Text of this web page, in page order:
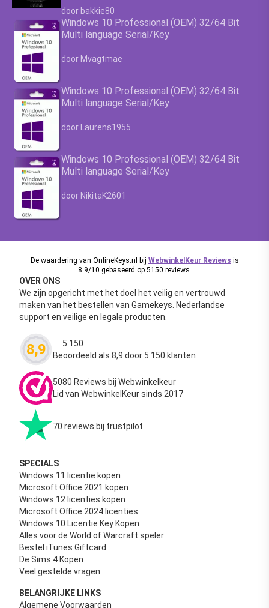
Waardering4.63
door bakkie80
Windows 10 Professional (OEM) 32/64 Bit
Multi language Serial/Key
Waardering4.63
door Mvagtmae
Windows 10 Professional (OEM) 32/64 Bit
Multi language Serial/Key
Waardering4.63uit 5
door Laurens1955
Windows 10 Professional (OEM) 32/64 Bit
Multi language Serial/Key
Waardering4.63
door NikitaK2601
De waardering van OnlineKeys.nl bij WebwinkelKeur Reviews is
8.9/10 gebaseerd op 5150 reviews.
OVER ONS
We zijn opgericht met het doel het veilig en vertrouwd
maken van het bestellen van Gamekeys. Nederlandse
support en veilige en legale producten.
8,9 Waardering
5.150
Beoordeeld als 8,9 door 5.150 klanten
5080 Reviews bij Webwinkelkeur
Lid van WebwinkelKeur sinds 2017
70 reviews bij trustpilot
SPECIALS
Windows 11 licentie kopen
Microsoft Office 2021 kopen
Windows 12 licenties kopen
Microsoft Office 2024 licenties
Windows 10 Licentie Key Kopen
Alles voor de World of Warcraft speler
Bestel iTunes Giftcard
De Sims 4 Kopen
Veel gestelde vragen
BELANGRIJKE LINKS
Algemene Voorwaarden